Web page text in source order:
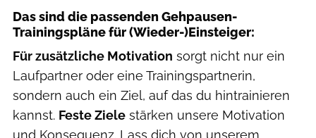
Das sind die passenden Gehpausen-
Trainingspläne für (Wieder-)Einsteiger:
Für zusätzliche Motivation sorgt nicht nur ein
Laufpartner oder eine Trainingspartnerin,
sondern auch ein Ziel, auf das du hintrainieren
kannst. Feste Ziele stärken unsere Motivation
und Konsequenz. Lass dich von unserem